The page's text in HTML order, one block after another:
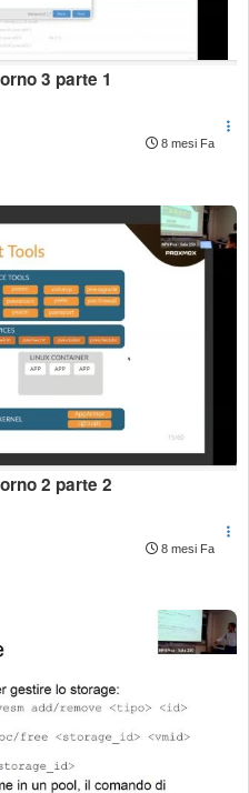
3 parte 1
8 mesi Fa
2 parte 2
8 mesi Fa